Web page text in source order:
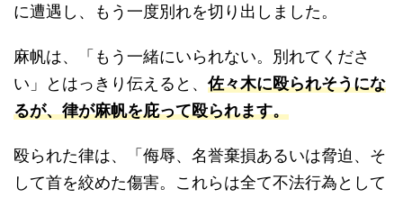
に遭遇し、もう一度別れを切り出しました。
麻帆は、「もう一緒にいられない。別れてくださ
い」とはっきり伝えると、佐々木に殴られそうにな
るが、律が麻帆を庇って殴られます。
殴られた律は、「侮辱、名誉棄損あるいは脅迫、そ
して首を絞めた傷害。これらは全て不法行為として